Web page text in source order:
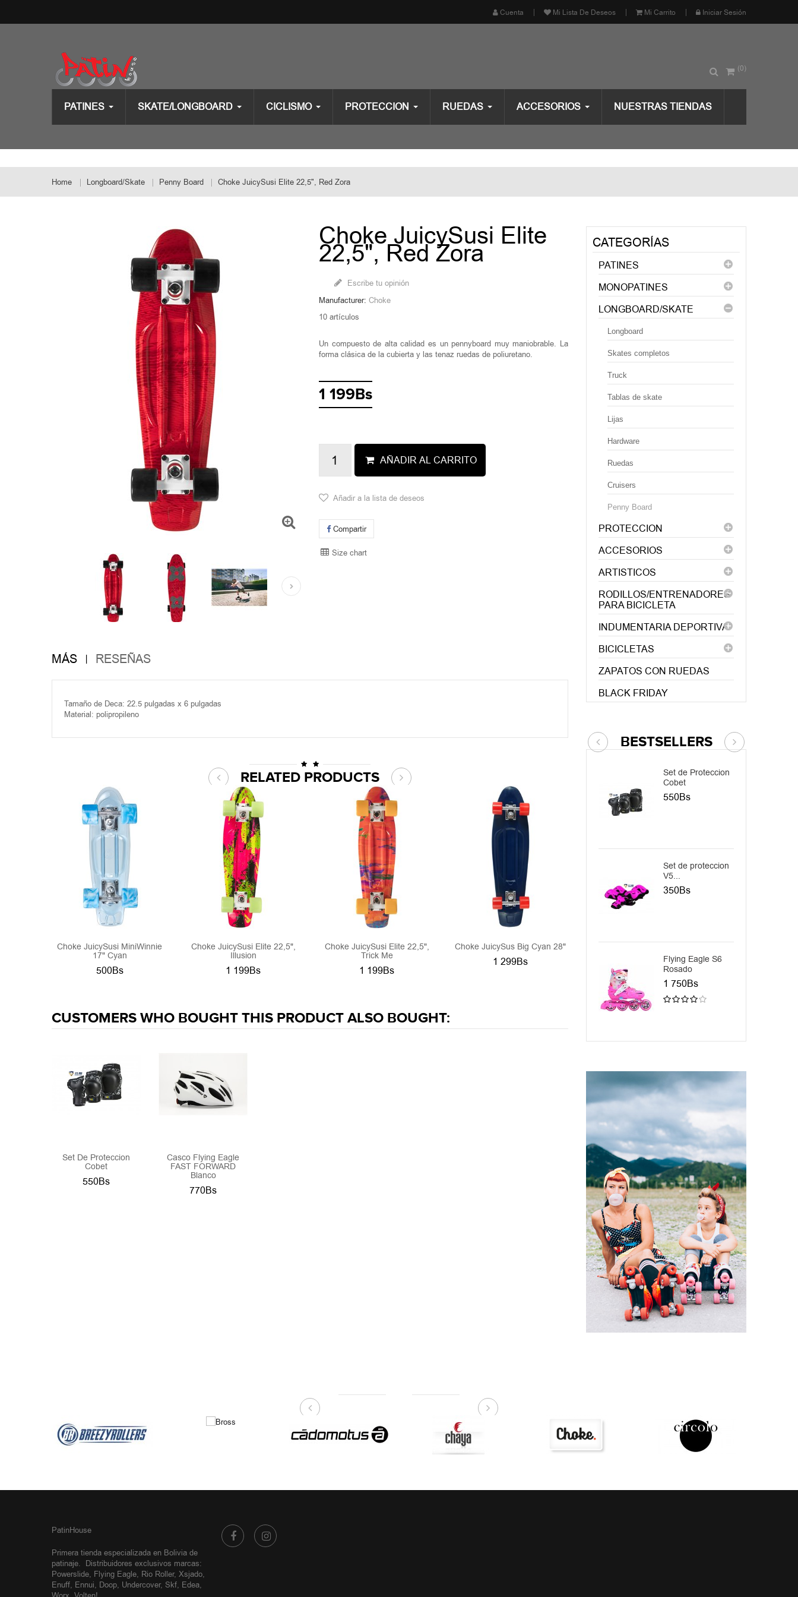
Cuenta Mi Lista De Deseos Mi Carrito Iniciar Sesión
(0)
PATINES SKATE/LONGBOARD CICLISMO PROTECCION RUEDAS ACCESORIOS NUESTRAS TIENDAS
Home Longboard/Skate Penny Board Choke JuicySusi Elite 22,5", Red Zora
Choke JuicySusi Elite
22,5", Red Zora
Escribe tu opinión
Manufacturer: Choke
10 artículos
Un compuesto de alta calidad es un pennyboard muy maniobrable. La
forma clásica de la cubierta y las tenaz ruedas de poliuretano.
1 199Bs
AÑADIR AL CARRITO
Añadir a la lista de deseos
Compartir
Size chart
MÁS RESEÑAS
Tamaño de Deca: 22.5 pulgadas x 6 pulgadas
Material: polipropileno
RELATED PRODUCTS
Choke JuicySusi MiniWinnie
17" Cyan
500Bs
Choke JuicySusi Elite 22,5",
Illusion
1 199Bs
Choke JuicySusi Elite 22,5",
Trick Me
1 199Bs
Choke JuicySus Big Cyan 28"
1 299Bs
Choke JuicySus Big Green 28" Choke JuicySus
CUSTOMERS WHO BOUGHT THIS PRODUCT ALSO BOUGHT:
Set De Proteccion
Cobet
550Bs
Casco Flying Eagle
FAST FORWARD
Blanco
770Bs
CATEGORÍAS
PATINES
MONOPATINES
LONGBOARD/SKATE
Longboard
Skates completos
Truck
Tablas de skate
Lijas
Hardware
Ruedas
Cruisers
Penny Board
PROTECCION
ACCESORIOS
ARTISTICOS
RODILLOS/ENTRENADORES
PARA BICICLETA
INDUMENTARIA DEPORTIVA
BICICLETAS
ZAPATOS CON RUEDAS
BLACK FRIDAY
BESTSELLERS
Set de Proteccion
Cobet
550Bs
Set de proteccion
V5...
350Bs
Flying Eagle S6
Rosado
1 750Bs
PatinHouse
Primera tienda especializada en Bolivia de
patinaje. Distribuidores exclusivos marcas:
Powerslide, Flying Eagle, Rio Roller, Xsjado,
Enuff, Ennui, Doop, Undercover, Skf, Edea,